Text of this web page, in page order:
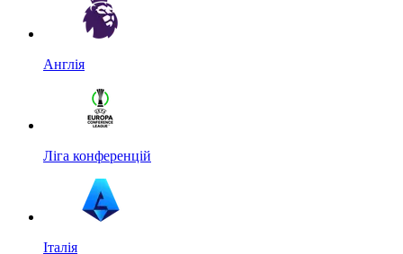
Англія
Ліга конференцій
Італія